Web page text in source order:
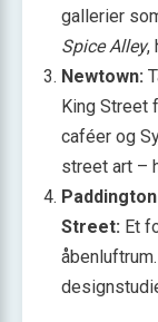
gallerier
Spice Alley,
Newtown:
King Street
caféer og
street art –
Street: Et